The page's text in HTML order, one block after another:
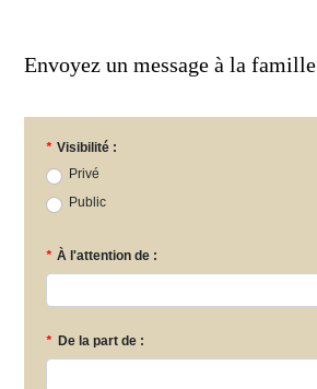
Envoyez un message à la famille
* Visibilité :
Privé
Public
* À l'attention de :
* De la part de :